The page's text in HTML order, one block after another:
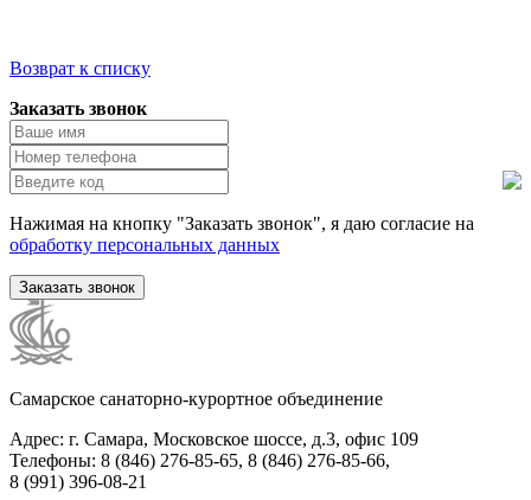
Возврат к списку
Заказать звонок
Нажимая на кнопку "Заказать звонок", я даю согласие на
обработку персональных данных
Заказать звонок
Самарское санаторно-курортное объединение
Адрес: г. Самара, Московское шоссе, д.3, офис 109
Телефоны: 8 (846) 276-85-65, 8 (846) 276-85-66,
8 (991) 396-08-21